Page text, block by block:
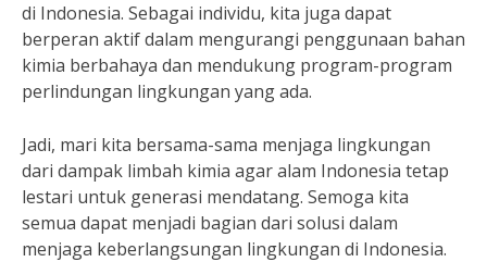
di Indonesia. Sebagai individu, kita juga dapat
berperan aktif dalam mengurangi penggunaan bahan
kimia berbahaya dan mendukung program-program
perlindungan lingkungan yang ada.
Jadi, mari kita bersama-sama menjaga lingkungan
dari dampak limbah kimia agar alam Indonesia tetap
lestari untuk generasi mendatang. Semoga kita
semua dapat menjadi bagian dari solusi dalam
menjaga keberlangsungan lingkungan di Indonesia.